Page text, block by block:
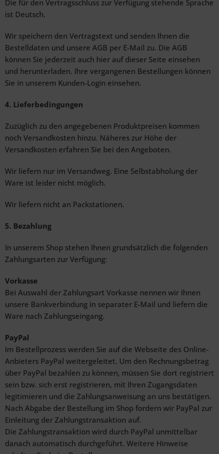
Die für den Vertragsschluss zur Verfügung stehende Sprache
ist Deutsch.
Wir speichern den Vertragstext und senden Ihnen die
Bestelldaten und unsere AGB per E-Mail zu. Die AGB
können Sie jederzeit auch hier auf dieser Seite einsehen
und herunterladen. Ihre vergangenen Bestellungen können
Sie in unserem Kunden-Login einsehen.
4. Lieferbedingungen
Zuzüglich zu den angegebenen Produktpreisen kommen
noch Versandkosten hinzu. Näheres zur Höhe der
Versandkosten erfahren Sie bei den Angeboten.
Wir liefern nur im Versandweg. Eine Selbstabholung der
Ware ist leider nicht möglich.
Wir liefern nicht an Packstationen.
5. Bezahlung
In unserem Shop stehen Ihnen grundsätzlich die folgenden
Zahlungsarten zur Verfügung:
Vorkasse
Bei Auswahl der Zahlungsart Vorkasse nennen wir Ihnen
unsere Bankverbindung in separater E-Mail und liefern die
Ware nach Zahlungseingang.
PayPal
Im Bestellprozess werden Sie auf die Webseite des Online-
Anbieters PayPal weitergeleitet. Um den Rechnungsbetrag
über PayPal bezahlen zu können, müssen Sie dort registriert
sein bzw. sich erst registrieren, mit Ihren Zugangsdaten
legitimieren und die Zahlungsanweisung an uns bestätigen.
Nach Abgabe der Bestellung im Shop fordern wir PayPal zur
Einleitung der Zahlungstransaktion auf.
Die Zahlungstransaktion wird durch PayPal unmittelbar
danach automatisch durchgeführt. Weitere Hinweise